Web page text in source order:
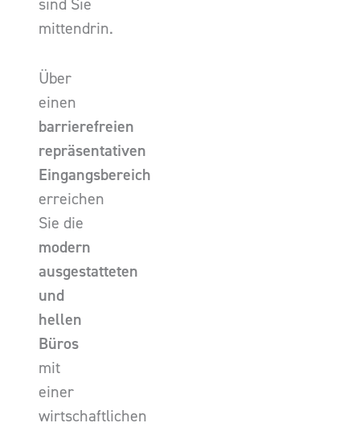
sind Sie
mittendrin.
Über
einen
barrierefreien
repräsentativen
Eingangsbereich
erreichen
Sie die
modern
ausgestatteten
und
hellen
Büros
mit
einer
wirtschaftlichen